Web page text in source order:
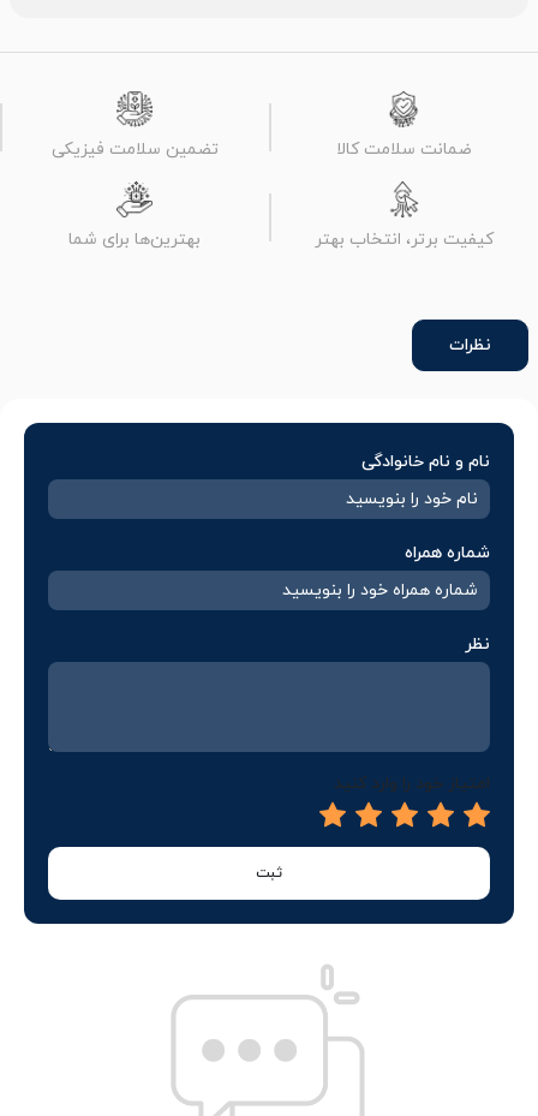
ضمانت سلامت کالا تضمین سلامت فیزیکی
کیفیت برتر، انتخاب بهتر بهترین‌ها برای شما
نظرات
نام و نام خانوادگی
شماره همراه
نظر
امتیاز خود را وارد کنید
ثبت